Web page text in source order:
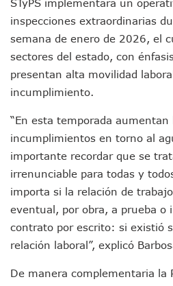
Adultos Mayores De
Mujeres Recorren
Bruno Blancas
CUCosta E IMSS
Videos De Presunto
Por Desaparición
Orgullo Vallartense:
Brigada Forense
Vecinos De Vallarta
Pelea De Extranjera
Joven Esgrimista De
Llegan Camiones
Coordinan Operativo
Monzón Mexicano
Acusado De
Descartan Riesgo De
STyPS implementará un
inspecciones extraordinarias
semana de enero de 2026, el
sectores del estado, con
presentan alta movilidad
incumplimiento.
“En esta temporada
incumplimientos en torno al
importante recordar que se
irrenunciable para todas y
importa si la relación de
eventual, por obra, a prueba o
contrato por escrito: si existió
relación laboral”, explicó
De manera complementaria la